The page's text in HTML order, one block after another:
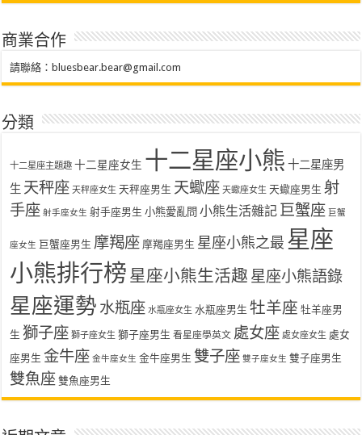
商業合作
請聯絡： bluesbear.bear@gmail.com
分類
十二星座主題趣 十二星座女生 十二星座小熊 十二星座男
生 天秤座 天秤座女生 天秤座男生 天蠍座 天蠍座女生 天蠍座男生 射
手座 射手座女生 射手座男生 小熊愛亂問 小熊生活雜記 巨蟹座 巨蟹
座女生 巨蟹座男生 摩羯座 摩羯座男生 星座小熊之最 星座
小熊排行榜 星座小熊生活趣 星座小熊語錄
星座運勢 水瓶座 水瓶座女生 水瓶座男生 牡羊座 牡羊座男
生 獅子座 獅子座女生 獅子座男生 看星座學英文 處女座 處女座女生 處女
座男生 金牛座 金牛座女生 金牛座男生 雙子座 雙子座女生 雙子座男生
雙魚座 雙魚座男生